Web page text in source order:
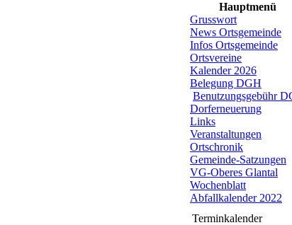
Hauptmenü
Grusswort
News Ortsgemeinde
Infos Ortsgemeinde
Ortsvereine
Kalender 2026
Belegung DGH
Benutzungsgebühr
Dorferneuerung
Links
Veranstaltungen
Ortschronik
Gemeinde-Satzungen
VG-Oberes Glantal
Wochenblatt
Abfallkalender 2022
Terminkalender